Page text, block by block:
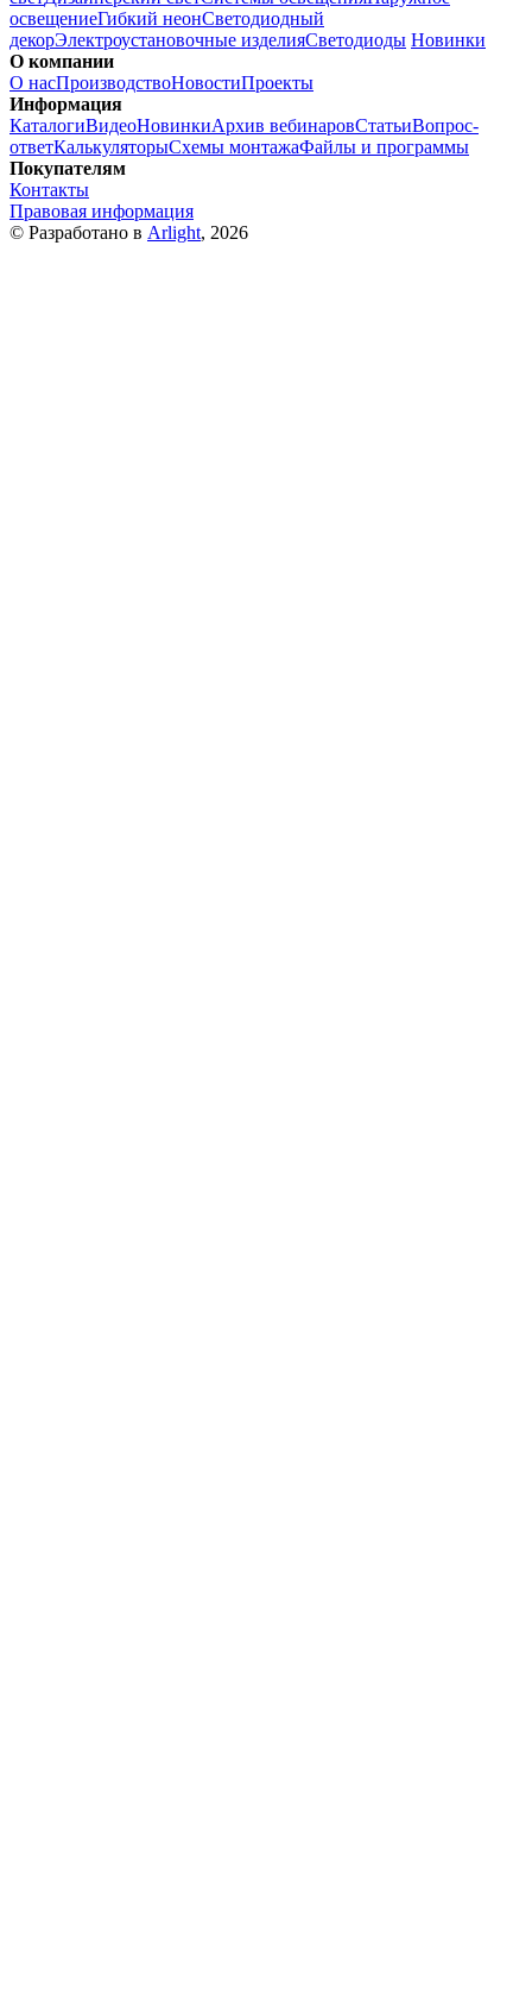
освещениеГибкий неонСветодиодный
декорЭлектроустановочные изделияСветодиоды Новинки
О компании
О насПроизводствоНовостиПроекты
Информация
КаталогиВидеоНовинкиАрхив вебинаровСтатьиВопрос-
ответКалькуляторыСхемы монтажаФайлы и программы
Покупателям
Контакты
Правовая информация
© Разработано в Arlight, 2026